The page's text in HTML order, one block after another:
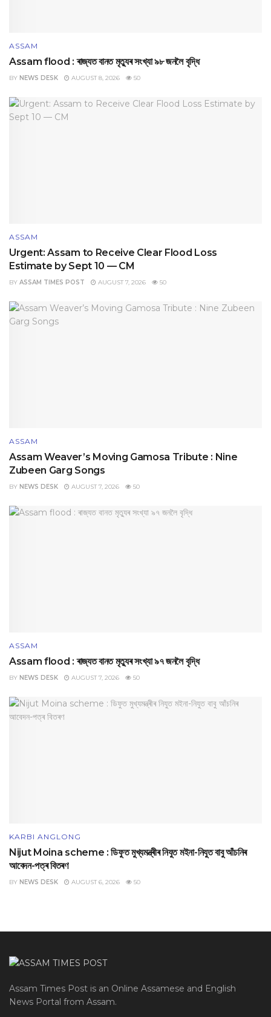
ASSAM
Assam flood : ৰাজ্যত বানত মৃত্যুৰ সংখ্যা ৯৮ জনলৈ বৃদ্ধি
BY NEWS DESK AUGUST 8, 2026 50
ASSAM
Urgent: Assam to Receive Clear Flood Loss
Estimate by Sept 10 — CM
BY ASSAM TIMES POST AUGUST 7, 2026 50
ASSAM
Assam Weaver’s Moving Gamosa Tribute : Nine
Zubeen Garg Songs
BY NEWS DESK AUGUST 7, 2026 50
ASSAM
Assam flood : ৰাজ্যত বানত মৃত্যুৰ সংখ্যা ৯৭ জনলৈ বৃদ্ধি
BY NEWS DESK AUGUST 7, 2026 50
KARBI ANGLONG
Nijut Moina scheme : ডিফুত মুখ্যমন্ত্ৰীৰ নিযুত মইনা-নিযুত বাবু আঁচনিৰ
আবেদন-পত্ৰ বিতৰণ
BY NEWS DESK AUGUST 6, 2026 50
Assam Times Post is an Online Assamese and English
News Portal from Assam.